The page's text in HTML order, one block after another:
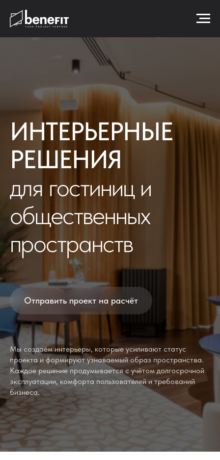
ИНТЕРЬЕРНЫЕ
РЕШЕНИЯ
для гостиниц и
общественных
пространств
Отправить проект на расчёт
Мы создаём интерьеры, которые усиливают статус
проекта и формируют узнаваемый образ пространства.
Каждое решение продумывается с учётом долгосрочной
эксплуатации, комфорта пользователей и требований
бизнеса.